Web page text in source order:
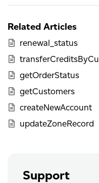
Related Articles
renewal_status
getOrderStatus
getCustomers
createNewAccount
updateZoneRecord
Support